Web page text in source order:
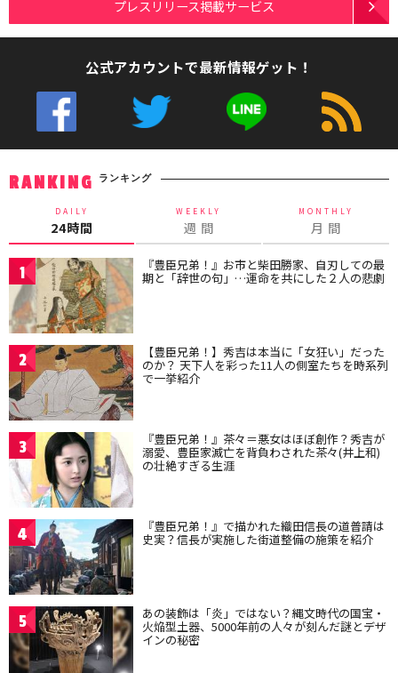
プレスリリース掲載サービス
公式アカウントで最新情報ゲット！
RANKING ランキング
DAILY
24時間
WEEKLY
週 間
MONTHLY
月 間
1 『豊臣兄弟！』お市と柴田勝家、自刃しての最
期と「辞世の句」…運命を共にした２人の悲劇
2 【豊臣兄弟！】秀吉は本当に「女狂い」だった
のか？ 天下人を彩った11人の側室たちを時系列
で一挙紹介
3 『豊臣兄弟！』茶々＝悪女はほぼ創作？秀吉が
溺愛、豊臣家滅亡を背負わされた茶々(井上和)
の壮絶すぎる生涯
4 『豊臣兄弟！』で描かれた織田信長の道普請は
史実？信長が実施した街道整備の施策を紹介
5 あの装飾は「炎」ではない？縄文時代の国宝・
火焔型土器、5000年前の人々が刻んだ謎とデザ
インの秘密